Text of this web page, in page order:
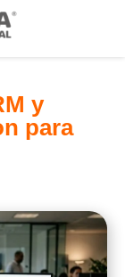
y
para